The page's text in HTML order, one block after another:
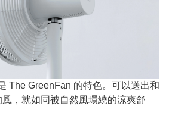
The GreenFan 的特色。可以送出和
，就如同被自然風環繞的涼爽舒